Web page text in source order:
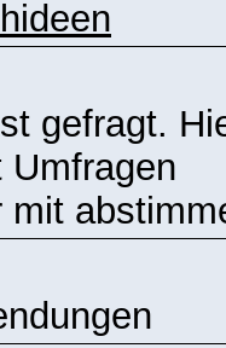
gefragt.
Umfragen
mit